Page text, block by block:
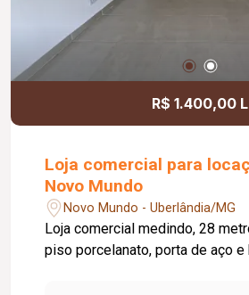
R$ 1.400,00 L
Loja comercial para
Novo Mundo
Novo Mundo - Uberlândia/MG
Loja comercial medindo, 28
piso porcelanato, porta de aço e